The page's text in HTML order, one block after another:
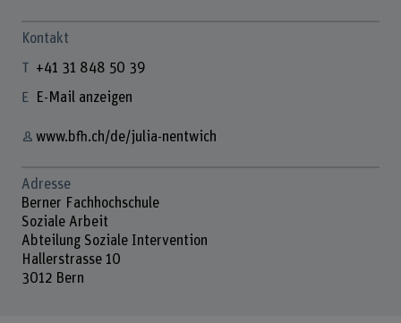
Kontakt
+41 31 848 50 39
E-Mail anzeigen
www.bfh.ch/de/julia-nentwich
Adresse
Berner Fachhochschule
Soziale Arbeit
Abteilung Soziale Intervention
Hallerstrasse 10
3012 Bern